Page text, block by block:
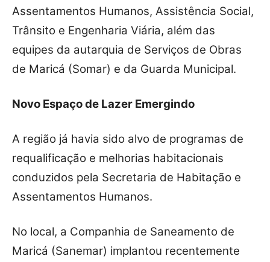
Assentamentos Humanos, Assistência Social,
Trânsito e Engenharia Viária, além das
equipes da autarquia de Serviços de Obras
de Maricá (Somar) e da Guarda Municipal.
Novo Espaço de Lazer Emergindo
A região já havia sido alvo de programas de
requalificação e melhorias habitacionais
conduzidos pela Secretaria de Habitação e
Assentamentos Humanos.
No local, a Companhia de Saneamento de
Maricá (Sanemar) implantou recentemente